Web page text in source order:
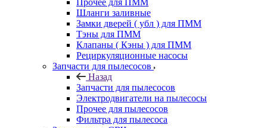
Прочее для ПММ
Шланги заливные
Замки дверей ( убл ) для ПММ
Тэны для ПММ
Клапаны ( Кэны ) для ПММ
Рециркуляционные насосы
Запчасти для пылесосов
Назад
Запчасти для пылесосов
Электродвигатели на пылесосы
Прочее для пылесосов
Фильтра для пылесоса